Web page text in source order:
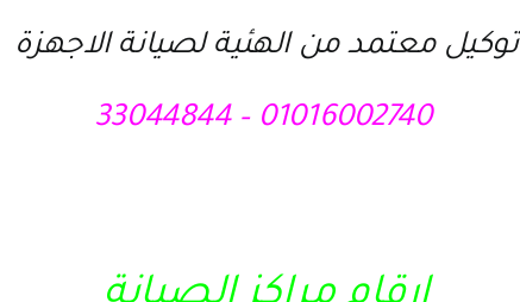
توكيل معتمد من الهئية لصيانة الاجهزة
01016002740 – 33044844